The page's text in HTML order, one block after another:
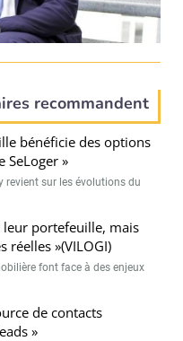
recommandent
bénéficie des options
SeLoger »
revient sur les évolutions du
leur portefeuille, mais
»(VILOGI)
font face à des enjeux
de contacts
»